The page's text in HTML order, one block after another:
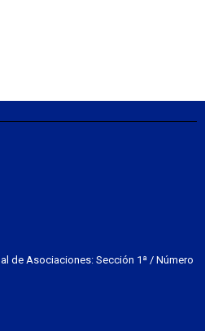
de Asociaciones: Sección 1ª / Número